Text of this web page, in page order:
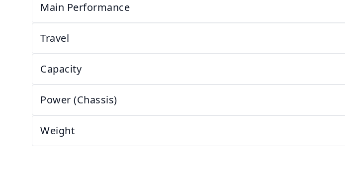
Main Performance
Travel
Capacity
Power (Chassis)
Weight